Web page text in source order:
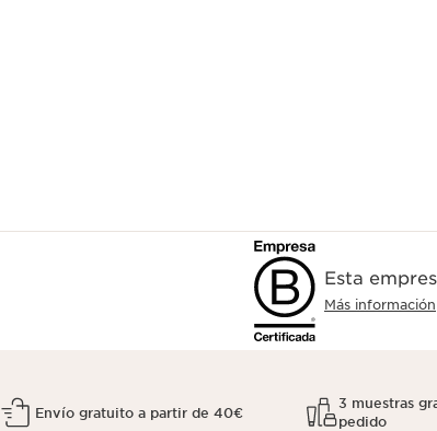
Esta
Más información
Envío gratuito a partir de 40€
3 muestras
pedido